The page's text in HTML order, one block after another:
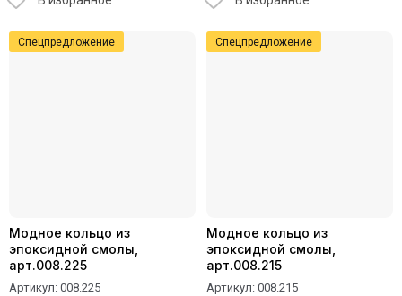
Спецпредложение
Модное кольцо из
эпоксидной смолы,
арт.008.225
Артикул: 008.225
Спецпредложение
Модное кольцо из
эпоксидной смолы,
арт.008.215
Артикул: 008.215